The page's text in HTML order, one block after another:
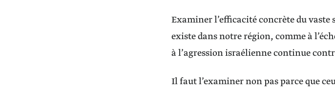
Examiner l’efficacité concrète du
existe dans notre région, comme à
à l’agression israélienne continue
Il faut l’examiner non pas parce que